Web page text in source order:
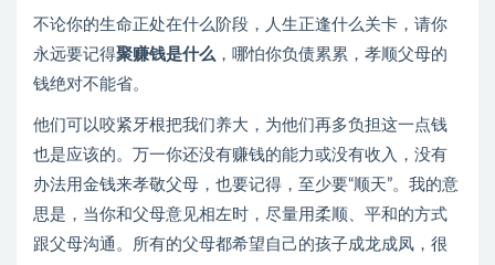
不论你的生命正处在什么阶段，人生正逢什么关卡，请你
永远要记得聚赚钱是什么 ，哪怕你负债累累，孝顺父母的
钱绝对不能省。
他们可以咬紧牙根把我们养大，为他们再多负担这一点钱
也是应该的。万一你还没有赚钱的能力或没有收入，没有
办法用金钱来孝敬父母，也要记得，至少要“顺天”。我的意
思是，当你和父母意见相左时，尽量用柔顺、平和的方式
跟父母沟通。所有的父母都希望自己的孩子成龙成凤，很